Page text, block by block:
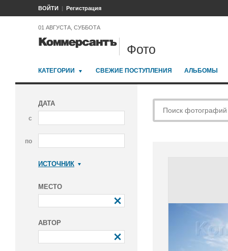
ВОЙТИ Регистрация
01 АВГУСТА, СУББОТА
Фото
КАТЕГОРИИ СВЕЖИЕ ПОСТУПЛЕНИЯ АЛЬБОМЫ
ДАТА
с
по
ИСТОЧНИК
МЕСТО
АВТОР